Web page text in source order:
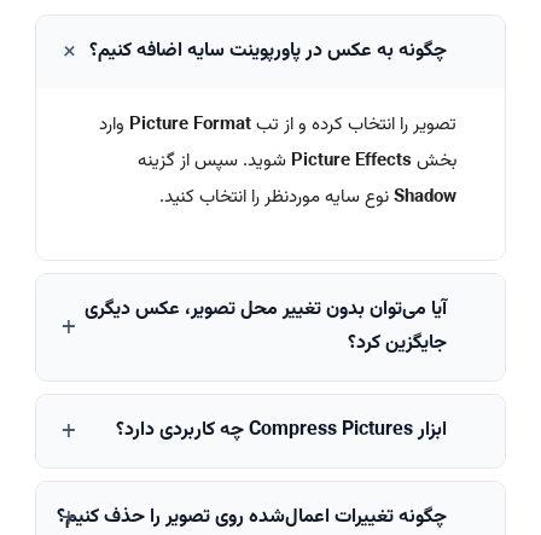
چگونه به عکس در پاورپوینت سایه اضافه کنیم؟
تصویر را انتخاب کرده و از تبPicture Format وارد
بخشPicture Effects شوید. سپس از گزینه
Shadowنوع سایه موردنظر را انتخاب کنید.
آیا می‌توان بدون تغییر محل تصویر، عکس دیگری
جایگزین کرد؟
بله. با استفاده از گزینهChange Picture
می‌توانید
فعلی حفظ شود.
ابزار Compress Pictures چه کاربردی دارد؟
این ابزار حجم تصاویر را کاهش می‌دهد و در نتیجه
چگونه تغییرات اعمال‌شده روی تصویر را حذف کنیم؟